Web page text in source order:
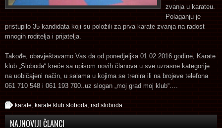
zvanja u karateu.
Polaganju je
pristupilo 35 kandidata koji su položili za prva karate zvanja na radost
mnogih roditelja i prijatelja.
Takođe, obavještavamo Vas da od ponedjeljka 01.02.2016 godine, Karate
klub „Sloboda“ kreće sa upisom novih članova u sve uzrasne kategorije
na uobičajeni način, u salama u kojima se trenira ili na brojeve telefona
061 710 548 i 061 193 700..uz slogan „moj grad moj klub“….
karate karate klub sloboda rsd sloboda
NAJNOVIJI ČLANCI